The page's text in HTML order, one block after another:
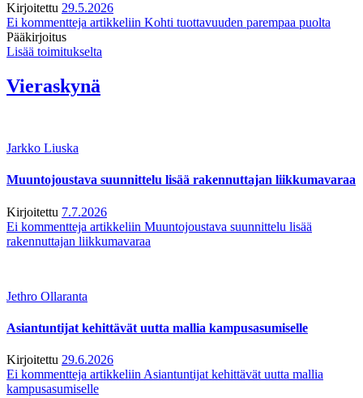
Kirjoitettu 29.5.2026
Ei kommentteja artikkeliin Kohti tuottavuuden parempaa puolta
Pääkirjoitus
Lisää toimitukselta
Vieraskynä
Jarkko Liuska
Muuntojoustava suunnittelu lisää rakennuttajan liikkumavaraa
Kirjoitettu 7.7.2026
Ei kommentteja artikkeliin Muuntojoustava suunnittelu lisää
rakennuttajan liikkumavaraa
Jethro Ollaranta
Asiantuntijat kehittävät uutta mallia kampusasumiselle
Kirjoitettu 29.6.2026
Ei kommentteja artikkeliin Asiantuntijat kehittävät uutta mallia
kampusasumiselle